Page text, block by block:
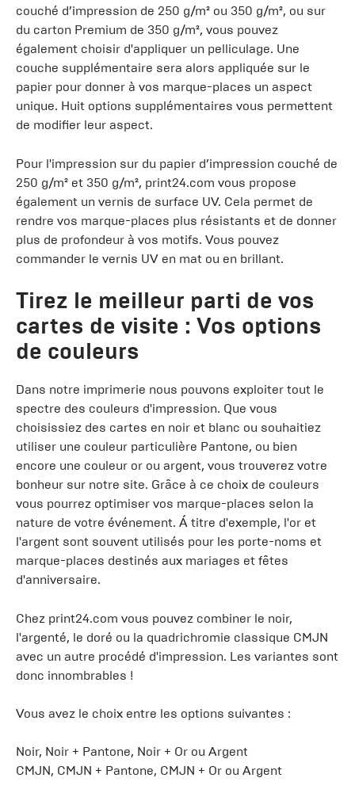
couché d’impression de 250 g/m² ou 350 g/m², ou sur
du carton Premium de 350 g/m², vous pouvez
également choisir d'appliquer un pelliculage. Une
couche supplémentaire sera alors appliquée sur le
papier pour donner à vos marque-places un aspect
unique. Huit options supplémentaires vous permettent
de modifier leur aspect.
Pour l'impression sur du papier d’impression couché de
250 g/m² et 350 g/m², print24.com vous propose
également un vernis de surface UV. Cela permet de
rendre vos marque-places plus résistants et de donner
plus de profondeur à vos motifs. Vous pouvez
commander le vernis UV en mat ou en brillant.
Tirez le meilleur parti de vos
cartes de visite : Vos options
de couleurs
Dans notre imprimerie nous pouvons exploiter tout le
spectre des couleurs d'impression. Que vous
choisissiez des cartes en noir et blanc ou souhaitiez
utiliser une couleur particulière Pantone, ou bien
encore une couleur or ou argent, vous trouverez votre
bonheur sur notre site. Grâce à ce choix de couleurs
vous pourrez optimiser vos marque-places selon la
nature de votre événement. Á titre d'exemple, l'or et
l'argent sont souvent utilisés pour les porte-noms et
marque-places destinés aux mariages et fêtes
d'anniversaire.
Chez print24.com vous pouvez combiner le noir,
l'argenté, le doré ou la quadrichromie classique CMJN
avec un autre procédé d'impression. Les variantes sont
donc innombrables !
Vous avez le choix entre les options suivantes :
Noir, Noir + Pantone, Noir + Or ou Argent
CMJN, CMJN + Pantone, CMJN + Or ou Argent